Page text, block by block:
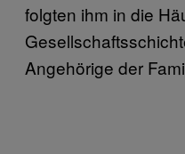
folgten ihm in die
Angehörige der